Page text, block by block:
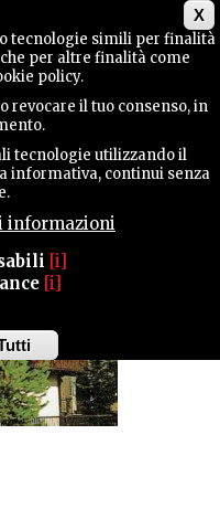
X
tecnologie simili per finalità
per altre finalità come
policy.
revocare il tuo consenso, in
tecnologie utilizzando il
informativa, continui senza
informazioni
[i]
[i]
Withdraw